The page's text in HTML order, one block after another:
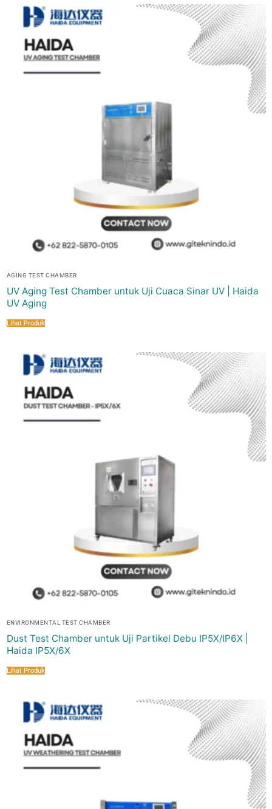
AGING TEST CHAMBER
UV Aging Test Chamber untuk Uji Cuaca Sinar UV | Haida
UV Aging
Lihat Produk
ENVIRONMENTAL TEST CHAMBER
Dust Test Chamber untuk Uji Partikel Debu IP5X/IP6X |
Haida IP5X/6X
Lihat Produk